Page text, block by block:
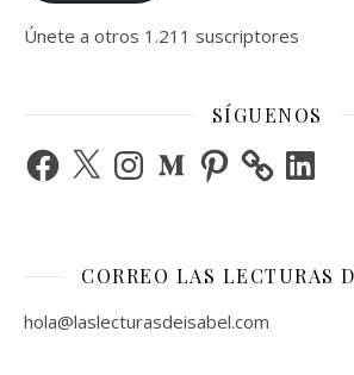
Únete a otros 1.211 suscriptores
SÍGUENOS
Facebook
X InstagramMediumPinterest LinkedIn
CORREO LAS LECTURAS
hola@laslecturasdeisabel.com